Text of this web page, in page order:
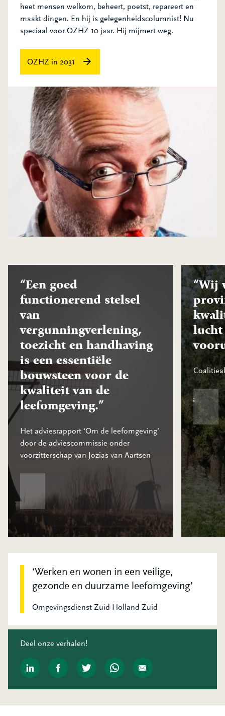
heet mensen welkom, beheert, poetst, repareert en
maakt dingen. En hij is gelegenheidscolumnist! Nu
speciaal voor OZHZ 10 jaar. Hij mijmert weg.
OZHZ in 2031
“Een goed
functionerend stelsel
van
vergunningverlening,
toezicht en handhaving
is een essentiële
bouwsteen voor de
kwaliteit van de
leefomgeving.”
Het adviesrapport ‘Om de leefomgeving’
door de adviescommissie onder
voorzitterschap van Jozias van Aartsen
“Een goed
“Wij
lucht
De duurzame ambities van Roos
Werken en wonen in een veilige,
gezonde en duurzame leefomgeving
Omgevingsdienst Zuid-Holland Zuid
Deel onze verhalen!